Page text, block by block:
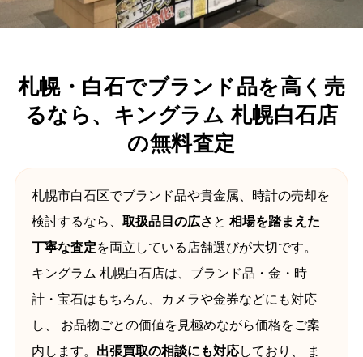
札幌・白石でブランド品を高く売
るなら、キングラム 札幌白石店
の無料査定
札幌市白石区でブランド品や貴金属、時計の売却を
検討するなら、 取扱品目の広さ と 相場を踏まえた
丁寧な査定を両立している店舗選びが大切です。
キングラム 札幌白石店は、ブランド品・金・時
計・宝石はもちろん、カメラや金券などにも対応
し、 お品物ごとの価値を見極めながら価格をご案
内します。 出張買取の相談にも対応しており、 ま